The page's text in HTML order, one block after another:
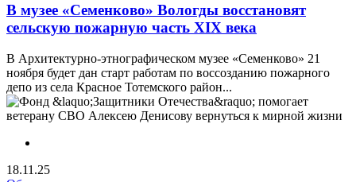
В музее «Семенково» Вологды восстановят
сельскую пожарную часть XIX века
В Архитектурно-этнографическом музее «Семенково» 21
ноября будет дан старт работам по воссозданию пожарного
депо из села Красное Тотемского район...
18.11.25